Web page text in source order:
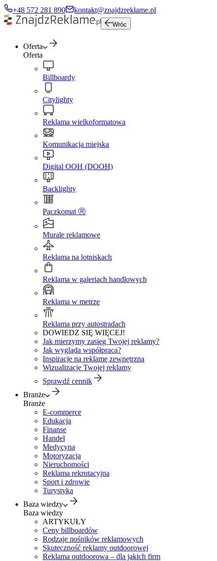
+48 572 281 890 kontakt@znajdzreklame.pl
Wróc
Oferta
Oferta
Billboardy
Citylighty
Reklama wielkoformatowa
Komunikacja miejska
Digital OOH (DOOH)
Backlighty
Paczkomat Ⓡ
Murale reklamowe
Reklama na lotniskach
Reklama w galeriach handlowych
Reklama w metrze
Reklama przy autostradach
DOWIEDZ SIĘ WIĘCEJ!
Jak mierzymy zasięg Twojej reklamy?
Jak wygląda współpraca?
Inspiracje na reklamę zewnętrzną
Wizualizacje Twojej reklamy
Sprawdź cennik
Branże
Branże
E-commerce
Edukacja
Finanse
Handel
Medycyna
Motoryzacja
Nieruchomości
Reklama rekrutacyjna
Sport i zdrowie
Turystyka
Baza wiedzy
Baza wiedzy
ARTYKUŁY
Ceny billboardów
Rodzaje nośników reklamowych
Skuteczność reklamy outdoorowej
Reklama outdoorowa – dla jakich firm